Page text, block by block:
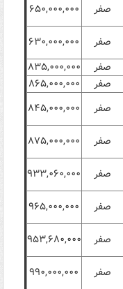
صفر
۶۵۰,۰۰۰,۰۰۰
صفر
۶۳۰,۰۰۰,۰۰۰
صفر
۸۳۵,۰۰۰,۰۰۰
صفر
۸۶۵,۰۰۰,۰۰۰
صفر
۸۴۵,۰۰۰,۰۰۰
صفر
۸۷۵,۰۰۰,۰۰۰
صفر
۹۳۳,۰۶۰,۰۰۰
صفر
۹۶۵,۰۰۰,۰۰۰
صفر
۹۵۳,۶۸۰,۰۰۰
صفر
۹۹۰,۰۰۰,۰۰۰